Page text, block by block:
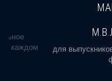
в каждом
для